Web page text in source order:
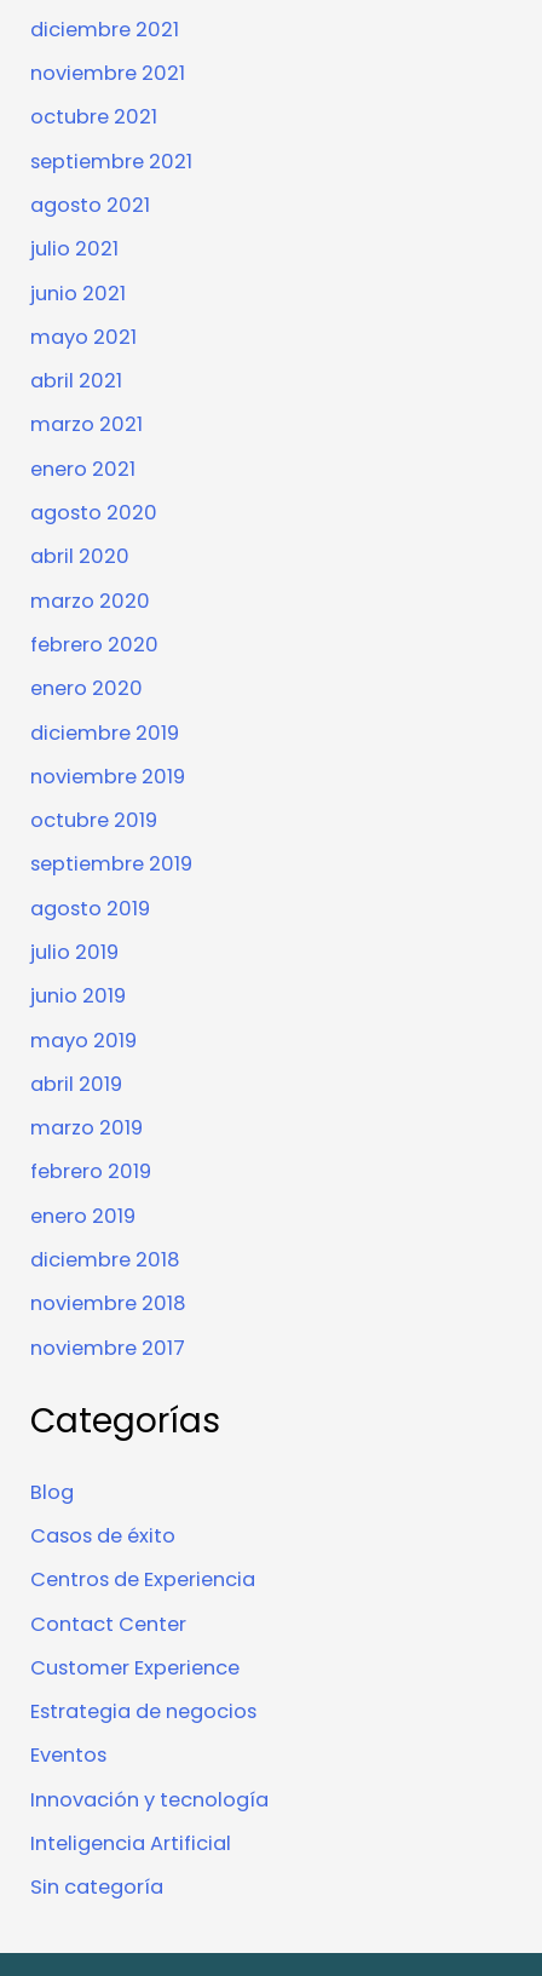
diciembre 2021
noviembre 2021
octubre 2021
septiembre 2021
agosto 2021
julio 2021
junio 2021
mayo 2021
abril 2021
marzo 2021
enero 2021
agosto 2020
abril 2020
marzo 2020
febrero 2020
enero 2020
diciembre 2019
noviembre 2019
octubre 2019
septiembre 2019
agosto 2019
julio 2019
junio 2019
mayo 2019
abril 2019
marzo 2019
febrero 2019
enero 2019
diciembre 2018
noviembre 2018
noviembre 2017
Categorías
Blog
Casos de éxito
Centros de Experiencia
Contact Center
Customer Experience
Estrategia de negocios
Eventos
Innovación y tecnología
Inteligencia Artificial
Sin categoría